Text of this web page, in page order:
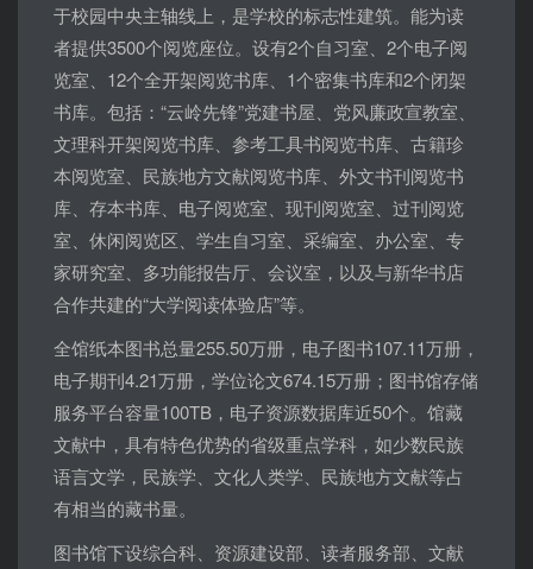
于校园中央主轴线上，是学校的标志性建筑。能为读
者提供3500个阅览座位。设有2个自习室、2个电子阅
览室、12个全开架阅览书库、1个密集书库和2个闭架
书库。包括：“云岭先锋”党建书屋、党风廉政宣教室、
文理科开架阅览书库、参考工具书阅览书库、古籍珍
本阅览室、民族地方文献阅览书库、外文书刊阅览书
库、存本书库、电子阅览室、现刊阅览室、过刊阅览
室、休闲阅览区、学生自习室、采编室、办公室、专
家研究室、多功能报告厅、会议室，以及与新华书店
合作共建的“大学阅读体验店”等。
全馆纸本图书总量255.50万册，电子图书107.11万册，
电子期刊4.21万册，学位论文674.15万册；图书馆存储
服务平台容量100TB，电子资源数据库近50个。馆藏
文献中，具有特色优势的省级重点学科，如少数民族
语言文学，民族学、文化人类学、民族地方文献等占
有相当的藏书量。
图书馆下设综合科、资源建设部、读者服务部、文献